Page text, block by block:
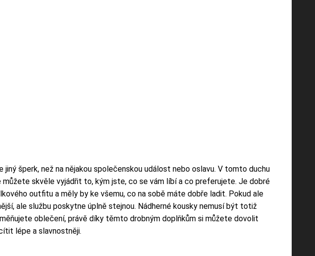
šperk, než na nějakou společenskou událost nebo oslavu. V tomto duchu
skvěle vyjádřit to, kým jste, co se vám líbí a co preferujete. Je dobré
outfitu a měly by ke všemu, co na sobě máte dobře ladit. Pokud ale
ale službu poskytne úplně stejnou. Nádherné kousky nemusí být totiž
oblečení, právě díky těmto drobným doplňkům si můžete dovolit
lépe a slavnostněji.